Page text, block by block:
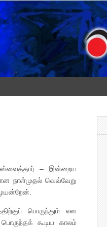
– இன்றைய
நாள்முதல் வெவ்வேறு
பொருந்தும் என
கூடிய காலம்